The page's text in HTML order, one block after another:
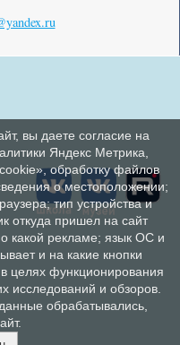
вы даете согласие на
Яндекс Метрика,
обработку файлов
о местоположении;
тип устройства и
откуда пришел на сайт
какой рекламе; язык ОС и
и на какие кнопки
целях функционирования
исследований и обзоров.
обрабатывались,